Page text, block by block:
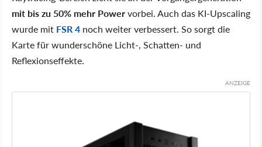
mit bis zu 50% mehr Powervorbei. Auch das KI-Upscaling
wurde mit FSR 4 noch weiter verbessert. So sorgt die
Karte für wunderschöne Licht-, Schatten- und
Reflexionseffekte.